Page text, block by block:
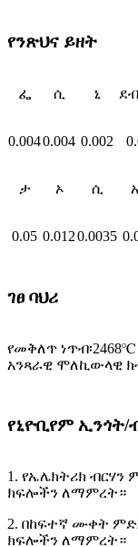
የንጽህና ይዘት
ፌ ሲ ኒ
0.0040.004 0.002
ታ ኦ ሲ
0.05 0.0120.0035
ገፀ ባህሪ
የመቅለጥ ነጥብ፡2468℃
አንጻራዊ ሞለኪውላዊ
የኒዮቢየም ኢንጎት/
1. የኤሌክትሪክ ብርሃን
ክፍሎችን ለማምረት።
2. በከፍተኛ ሙቀት
ክፍሎችን ለማምረት።